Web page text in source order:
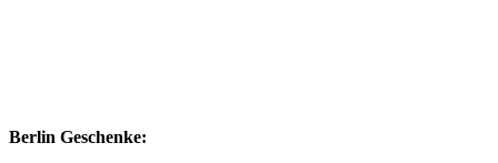
Berlin Geschenke: